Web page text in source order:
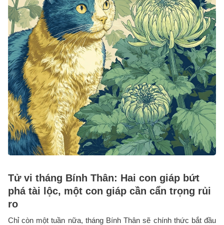
Tử vi tháng Bính Thân: Hai con giáp bứt
phá tài lộc, một con giáp cần cẩn trọng rủi
ro
Chỉ còn một tuần nữa, tháng Bính Thân sẽ chính thức bắt đầu